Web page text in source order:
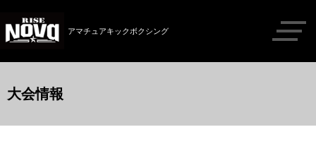
アマチュアキックボクシング
大会情報